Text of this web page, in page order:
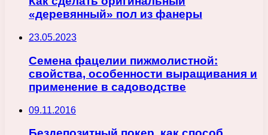
«деревянный» пол из фанеры
23.05.2023
Семена фацелии пижмолистной:
свойства, особенности выращивания и
применение в садоводстве
09.11.2016